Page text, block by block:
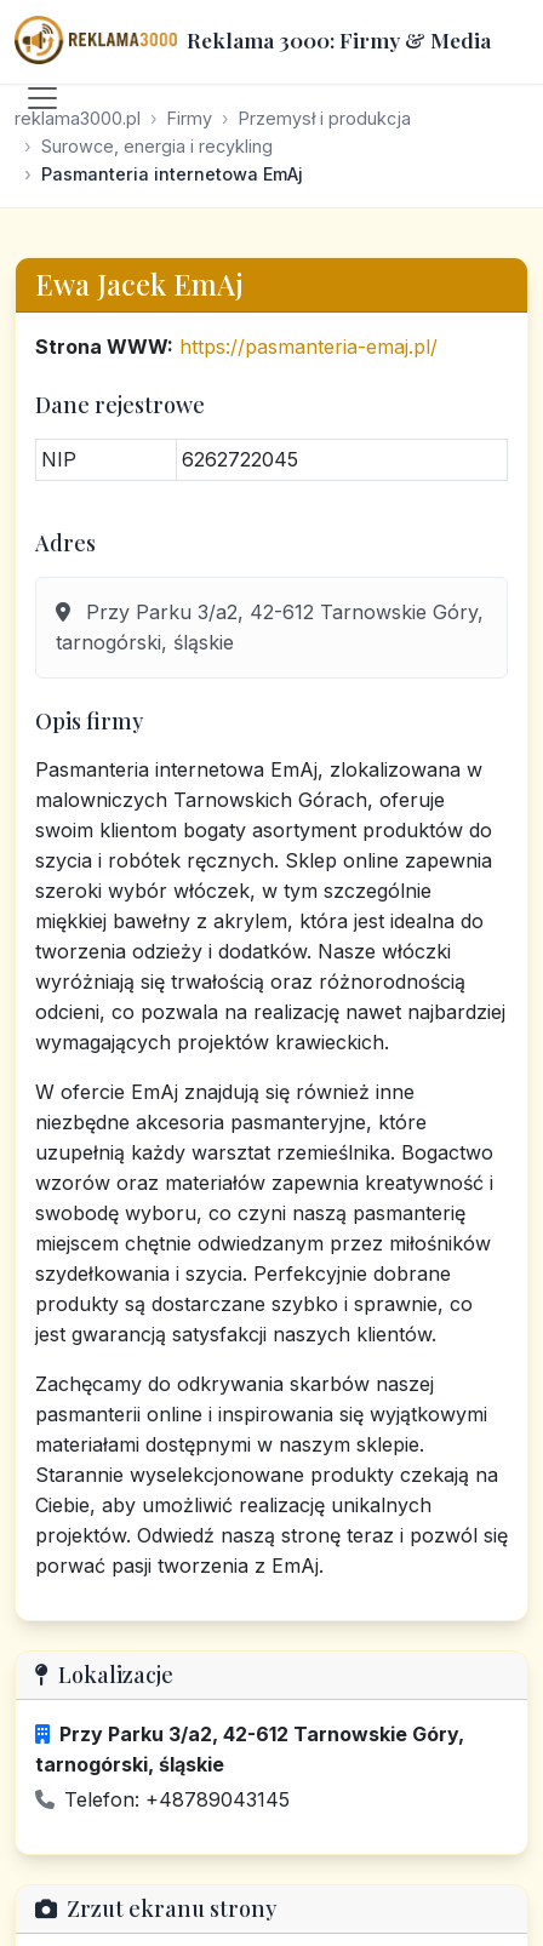
Reklama 3000: Firmy & Media
reklama3000.pl Firmy
Przemysł i produkcja
Surowce, energia i recykling
Pasmanteria internetowa EmAj
Ewa Jacek EmAj
Strona WWW: https://pasmanteria-emaj.pl/
Dane rejestrowe
NIP 6262722045
Adres
Przy Parku 3/a2, 42-612 Tarnowskie Góry,
tarnogórski, śląskie
Opis firmy
Pasmanteria internetowa EmAj, zlokalizowana w
malowniczych Tarnowskich Górach, oferuje
swoim klientom bogaty asortyment produktów do
szycia i robótek ręcznych. Sklep online zapewnia
szeroki wybór włóczek, w tym szczególnie
miękkiej bawełny z akrylem, która jest idealna do
tworzenia odzieży i dodatków. Nasze włóczki
wyróżniają się trwałością oraz różnorodnością
odcieni, co pozwala na realizację nawet najbardziej
wymagających projektów krawieckich.
W ofercie EmAj znajdują się również inne
niezbędne akcesoria pasmanteryjne, które
uzupełnią każdy warsztat rzemieślnika. Bogactwo
wzorów oraz materiałów zapewnia kreatywność i
swobodę wyboru, co czyni naszą pasmanterię
miejscem chętnie odwiedzanym przez miłośników
szydełkowania i szycia. Perfekcyjnie dobrane
produkty są dostarczane szybko i sprawnie, co
jest gwarancją satysfakcji naszych klientów.
Zachęcamy do odkrywania skarbów naszej
pasmanterii online i inspirowania się wyjątkowymi
materiałami dostępnymi w naszym sklepie.
Starannie wyselekcjonowane produkty czekają na
Ciebie, aby umożliwić realizację unikalnych
projektów. Odwiedź naszą stronę teraz i pozwól się
porwać pasji tworzenia z EmAj.
Lokalizacje
Przy Parku 3/a2, 42-612 Tarnowskie Góry,
tarnogórski, śląskie
Telefon: +48789043145
Zrzut ekranu strony